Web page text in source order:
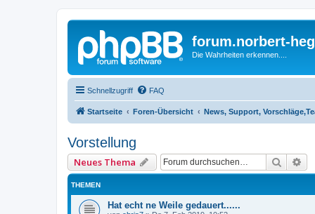
forum.norbert-
Die Wahrheiten erkennen....
Schnellzugriff FAQ
Startseite Foren-Übersicht News, Support,
Vorstellung
Neues Thema Suche
THEMEN
Hat echt ne Weile gedauert......